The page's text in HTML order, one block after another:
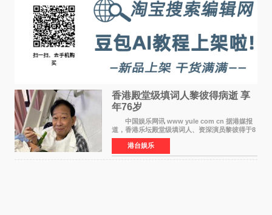
香港殿堂级填词人黎彼得病逝 享
年76岁​
中国娱乐网讯 www yule com cn 据港媒报
道，香港乐坛殿堂级填词人、资深演员黎彼得于8
月5日上午因病离世，终年76岁。好友钟志光透
露，黎彼得今年3月中风后便卧床休养，身体机能
持续衰退，最
港台娱乐